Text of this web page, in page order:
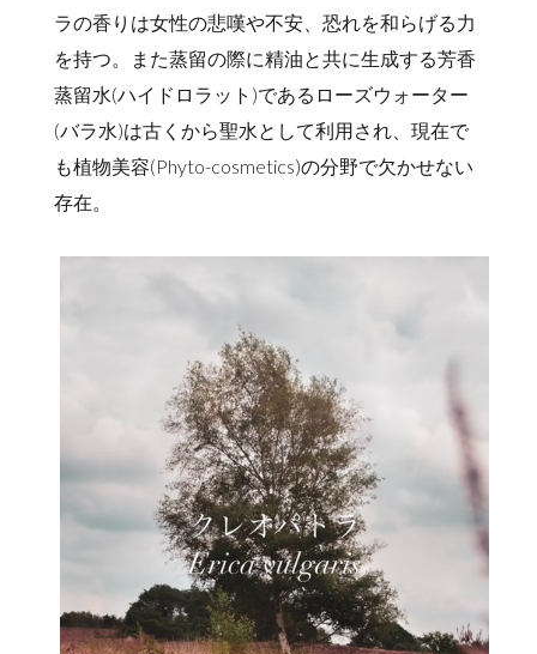
ラの香りは女性の悲嘆や不安、恐れを和らげる力
を持つ。また蒸留の際に精油と共に生成する芳香
蒸留水(ハイドロラット)であるローズウォーター
(バラ水)は古くから聖水として利用され、現在で
も植物美容(Phyto-cosmetics)の分野で欠かせない
存在。